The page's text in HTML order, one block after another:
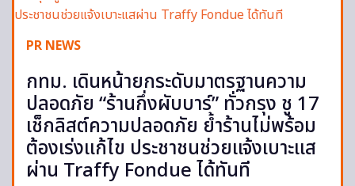
PR NEWS
กทม. เดินหน้ายกระดับมาตรฐานความ
ปลอดภัย “ร้านกึ่งผับบาร์” ทั่วกรุง ชู 17
เช็กลิสต์ความปลอดภัย ย้ำร้านไม่พร้อม
ต้องเร่งแก้ไข ประชาชนช่วยแจ้งเบาะแส
ผ่าน Traffy Fondue ได้ทันที